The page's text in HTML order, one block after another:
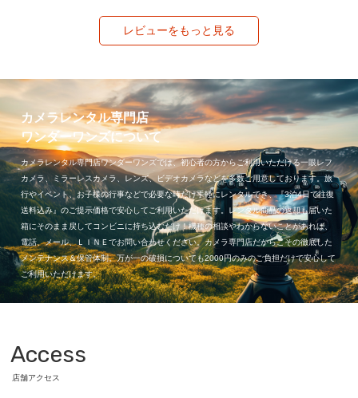
レビューをもっと見る
カメラレンタル専門店
ワンダーワンズについて
カメラレンタル専門店ワンダーワンズでは、初心者の方からご利用いただける一眼レフ
カメラ、ミラーレスカメラ、レンズ、ビデオカメラなどを多数ご用意しております。旅
行やイベント、お子様の行事などで必要な時だけ手軽にレンタルでき、『3泊4日で往復
送料込み』のご提示価格で安心してご利用いただけます。レンタル商品の返却も届いた
箱にそのまま戻してコンビニに持ち込むだけ！機種の相談やわからないことがあれば、
電話、メール、ＬＩＮＥでお問い合わせください。カメラ専門店だからこその徹底した
メンテナンス＆保管体制。万が一の破損についても2000円のみのご負担だけで安心して
ご利用いただけます。
Access
店舗アクセス